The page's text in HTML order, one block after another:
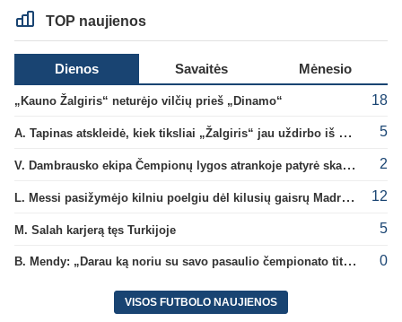
TOP naujienos
Dienos Savaitės Mėnesio
„Kauno Žalgiris“ neturėjo vilčių prieš „Dinamo“ 18
A. Tapinas atskleidė, kiek tiksliai „Žalgiris“ jau uždirbo iš UEFA premijų 5
V. Dambrausko ekipa Čempionų lygos atrankoje patyrė skaudžią nesėkmę 2
L. Messi pasižymėjo kilniu poelgiu dėl kilusių gaisrų Madride 12
M. Salah karjerą tęs Turkijoje 5
B. Mendy: „Darau ką noriu su savo pasaulio čempionato titulu“ 0
VISOS FUTBOLO NAUJIENOS